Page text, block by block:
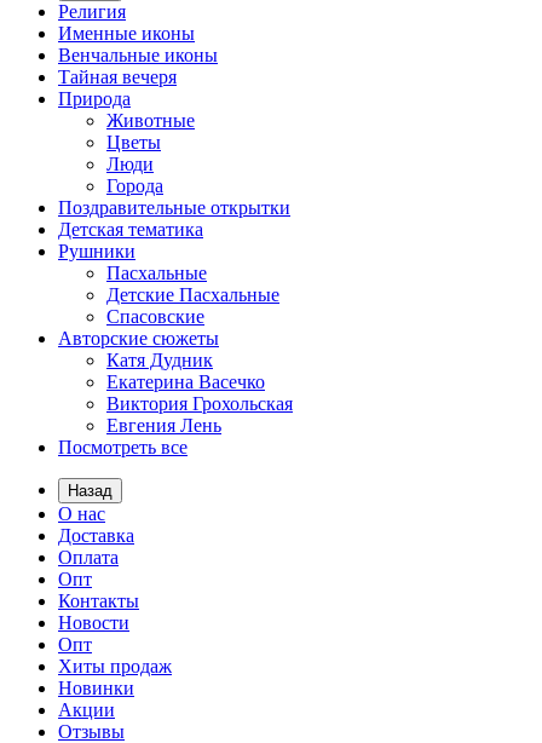
Религия
Именные иконы
Венчальные иконы
Тайная вечеря
Природа
Животные
Цветы
Люди
Города
Поздравительные открытки
Детская тематика
Рушники
Пасхальные
Детские Пасхальные
Спасовские
Авторские сюжеты
Катя Дудник
Екатерина Васечко
Виктория Грохольская
Евгения Лень
Посмотреть все
Назад
О нас
Доставка
Оплата
Опт
Контакты
Новости
Опт
Хиты продаж
Новинки
Акции
Отзывы